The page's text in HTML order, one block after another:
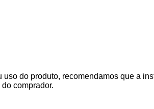
do produto, recomendamos que a
comprador.